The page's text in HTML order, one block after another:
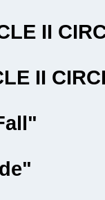
II
II